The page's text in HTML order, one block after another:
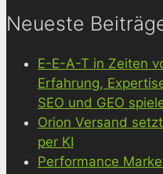
Neueste
E-E-A-T in Zeiten
Erfahrung,
SEO und GEO
Orion Versand
per KI
Performance